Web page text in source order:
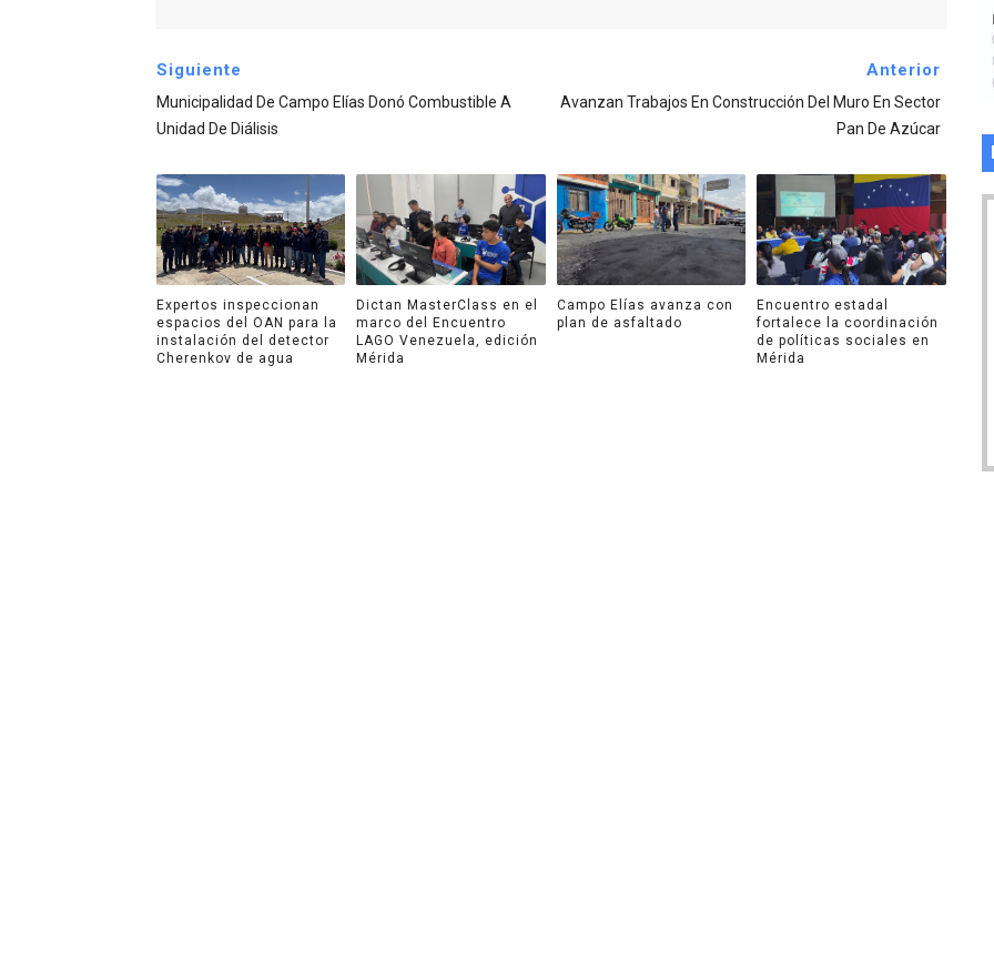
Siguiente
Municipalidad De Campo Elías Donó Combustible A
Unidad De Diálisis
Anterior
Avanzan Trabajos En Construcción Del Muro En Sector
Pan De Azúcar
Expertos inspeccionan
espacios del OAN para la
instalación del detector
Cherenkov de agua
Dictan MasterClass en el
marco del Encuentro
LAGO Venezuela, edición
Mérida
Campo Elías avanza con
plan de asfaltado
Encuentro estadal
fortalece la coordinación
de políticas sociales en
Mérida